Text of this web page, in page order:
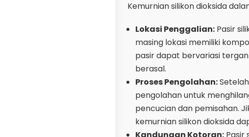
Kemurnian silikon dioksida
Lokasi Penggalian: Pasir
masing lokasi memiliki
pasir dapat bervariasi
berasal.
Proses Pengolahan:
pengolahan untuk
pencucian dan pemisahan.
kemurnian silikon dioksida